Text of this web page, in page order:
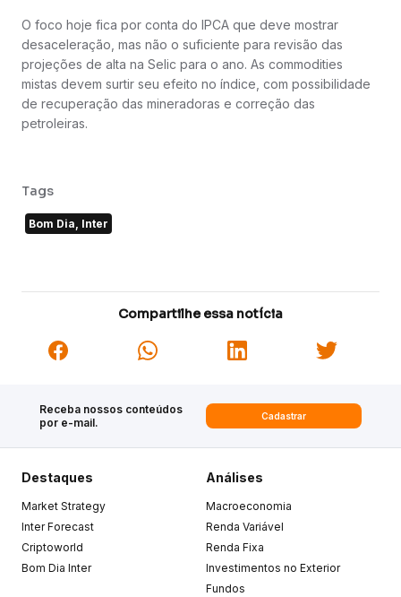
O foco hoje fica por conta do IPCA que deve mostrar
desaceleração, mas não o suficiente para revisão das
projeções de alta na Selic para o ano. As commodities
mistas devem surtir seu efeito no índice, com possibilidade
de recuperação das mineradoras e correção das
petroleiras.
Tags
Bom Dia, Inter
Compartilhe essa notícia
Receba nossos conteúdos
por e-mail.
Cadastrar
Destaques
Market Strategy
Inter Forecast
Criptoworld
Bom Dia Inter
Análises
Macroeconomia
Renda Variável
Renda Fixa
Investimentos no Exterior
Fundos